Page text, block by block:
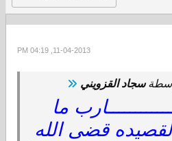
11-04-2013, 04:19 PM
سجاد القزويني
ما
قضى الله